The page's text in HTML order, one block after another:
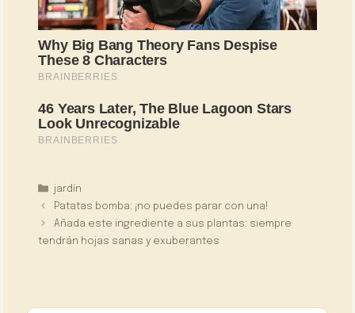
Categorías
jardín
Patatas bomba: ¡no puedes parar con una!
Añada este ingrediente a sus plantas: siempre
tendrán hojas sanas y exuberantes